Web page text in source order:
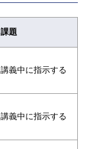
課題
講義中に指示する
講義中に指示する